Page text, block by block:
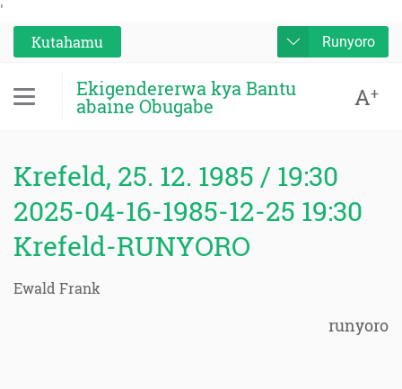
'
Kutahamu
Runyoro
Ekigendererwa kya Bantu
abaine Obugabe A+
Krefeld, 25. 12. 1985 / 19:30
2025-04-16-1985-12-25 19:30
Krefeld-RUNYORO
Ewald Frank
runyoro